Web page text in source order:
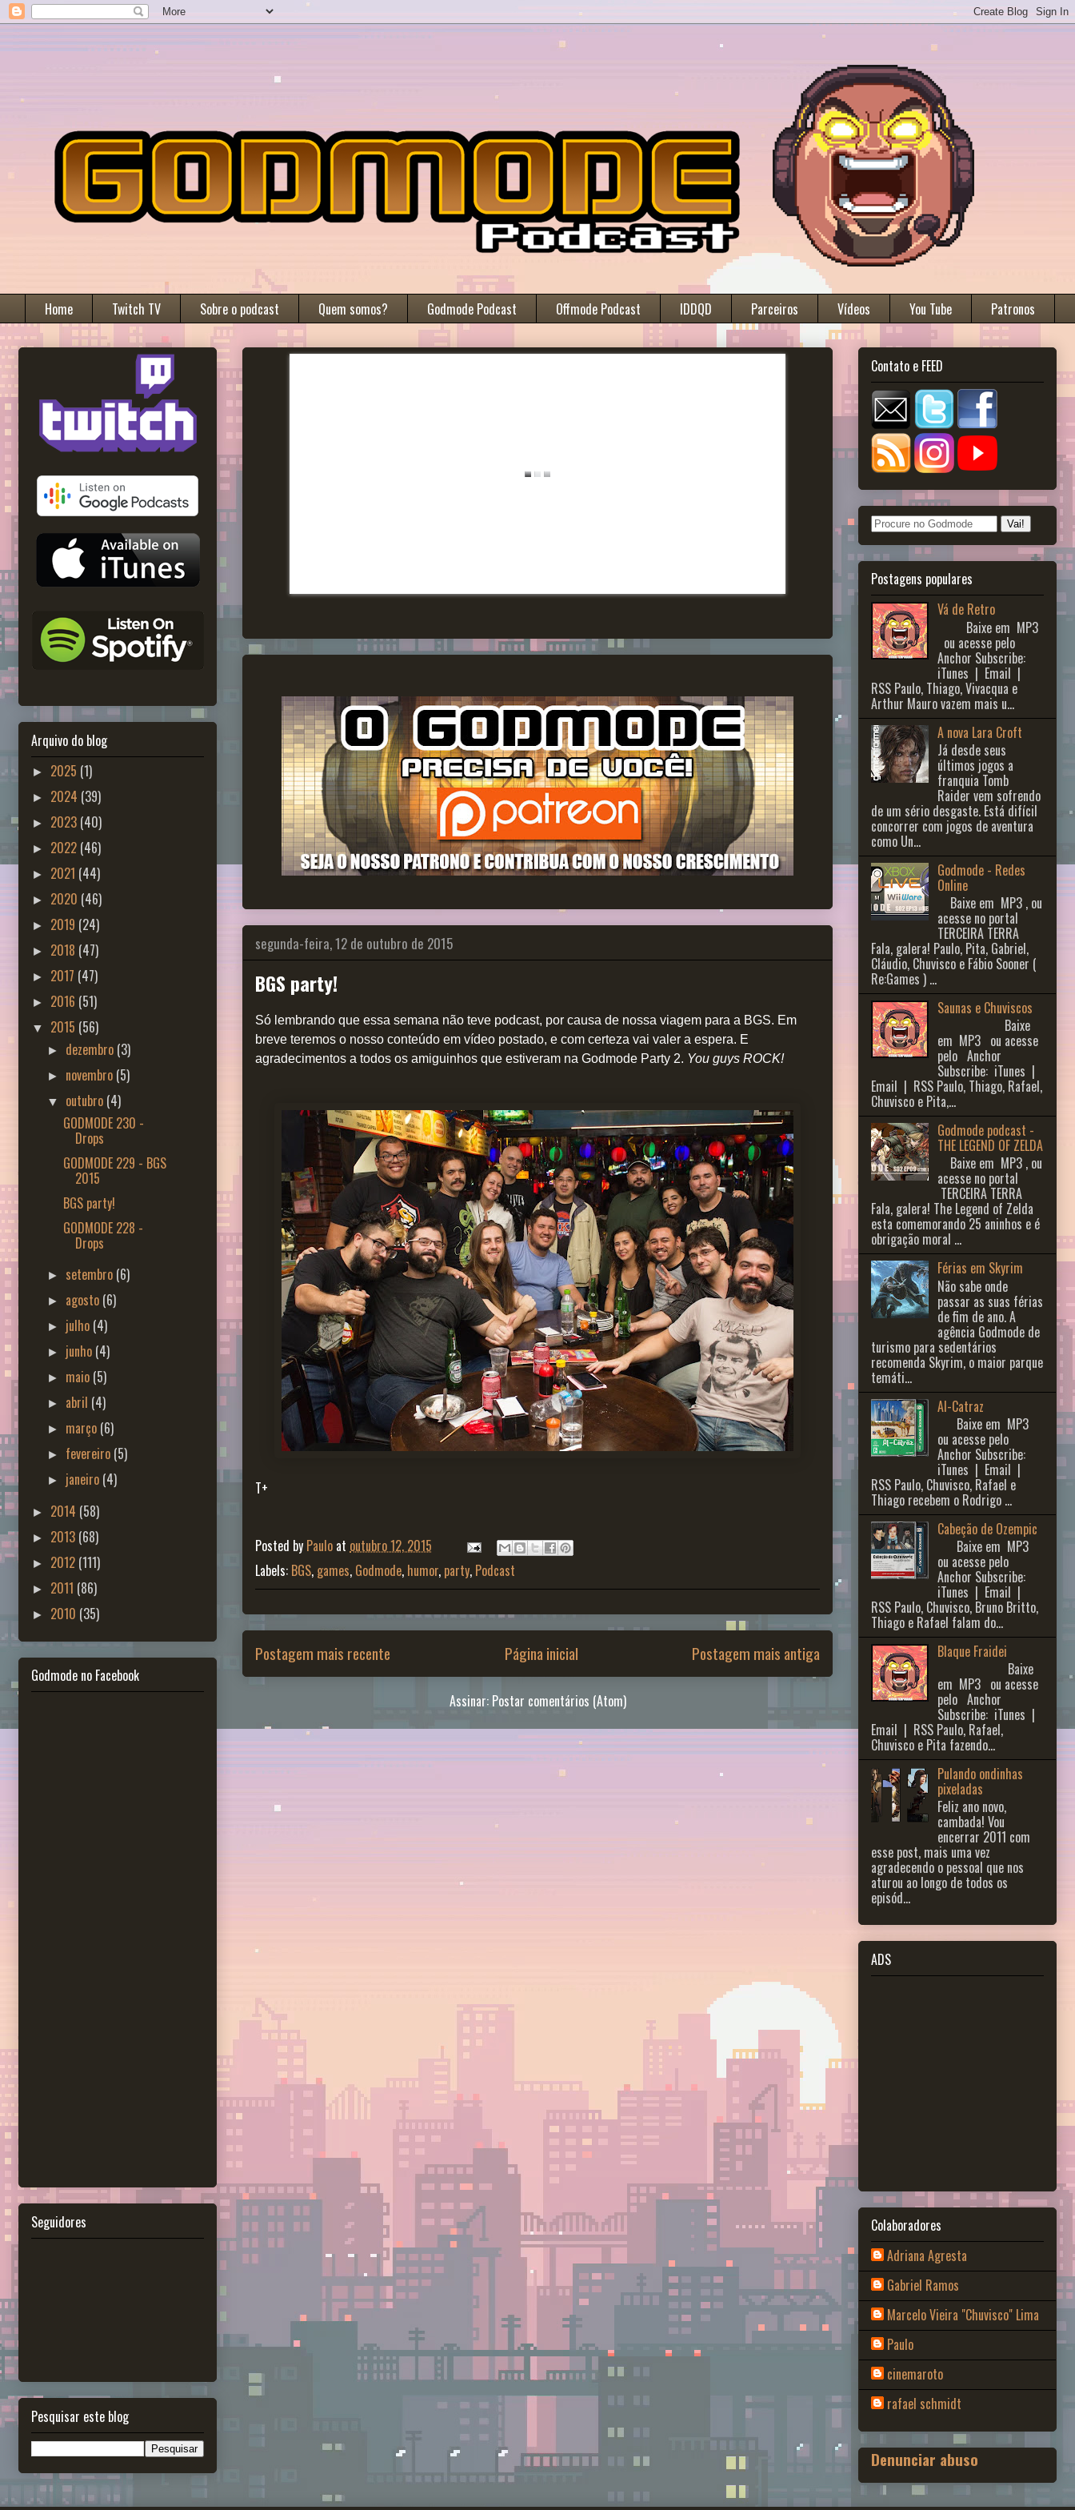
Home Twitch TV Sobre o podcast Quem somos? Godmode Podcast Offmode Podcast IDDQD Parceiros Vídeos You Tube Patronos
segunda-feira, 12 de outubro de 2015
BGS party!
Só lembrando que essa semana não teve podcast, por causa de nossa viagem para a BGS. Em
breve teremos o nosso conteúdo em vídeo postado, e com certeza vai valer a espera. E
agradecimentos a todos os amiguinhos que estiveram na Godmode Party 2. You guys ROCK!
T+
Posted by Paulo at outubro 12, 2015
Labels: BGS, games, Godmode, humor, party, Podcast
Postagem mais recente Postagem mais antiga
Página inicial
Assinar: Postar comentários (Atom)
Arquivo do blog
► 2025 (1)
► 2024 (39)
► 2023 (40)
► 2022 (46)
► 2021 (44)
► 2020 (46)
► 2019 (24)
► 2018 (47)
► 2017 (47)
► 2016 (51)
▼ 2015 (56)
► dezembro (3)
► novembro (5)
▼ outubro (4)
GODMODE 230 -
Drops
GODMODE 229 - BGS
2015
BGS party!
GODMODE 228 -
Drops
► setembro (6)
► agosto (6)
► julho (4)
► junho (4)
► maio (5)
► abril (4)
► março (6)
► fevereiro (5)
► janeiro (4)
► 2014 (58)
► 2013 (68)
► 2012 (111)
► 2011 (86)
► 2010 (35)
Godmode no Facebook
Seguidores
Pesquisar este blog
Contato e FEED
Postagens populares
Vá de Retro
Baixe em MP3
ou acesse pelo
Anchor Subscribe:
iTunes | Email |
RSS Paulo, Thiago, Vivacqua e
Arthur Mauro vazem mais u...
A nova Lara Croft
Já desde seus
últimos jogos a
franquia Tomb
Raider vem sofrendo
de um sério desgaste. Está difícil
concorrer com jogos de aventura
como Un...
Godmode - Redes
Online
Baixe em MP3 , ou
acesse no portal
TERCEIRA TERRA
Fala, galera! Paulo, Pita, Gabriel,
Cláudio, Chuvisco e Fábio Sooner (
Re:Games ) ...
Saunas e Chuviscos
Baixe
em MP3 ou acesse
pelo Anchor
Subscribe: iTunes |
Email | RSS Paulo, Thiago, Rafael,
Chuvisco e Pita,...
Godmode podcast -
THE LEGEND OF ZELDA
Baixe em MP3 , ou
acesse no portal
TERCEIRA TERRA
Fala, galera! The Legend of Zelda
esta comemorando 25 aninhos e é
obrigação moral ...
Férias em Skyrim
Não sabe onde
passar as suas férias
de fim de ano. A
agência Godmode de
turismo para sedentários
recomenda Skyrim, o maior parque
temáti...
Al-Catraz
Baixe em MP3
ou acesse pelo
Anchor Subscribe:
iTunes | Email |
RSS Paulo, Chuvisco, Rafael e
Thiago recebem o Rodrigo ...
Cabeção de Ozempic
Baixe em MP3
ou acesse pelo
Anchor Subscribe:
iTunes | Email |
RSS Paulo, Chuvisco, Bruno Britto,
Thiago e Rafael falam do...
Blaque Fraidei
Baixe
em MP3 ou acesse
pelo Anchor
Subscribe: iTunes |
Email | RSS Paulo, Rafael,
Chuvisco e Pita fazendo...
Pulando ondinhas
pixeladas
Feliz ano novo,
cambada! Vou
encerrar 2011 com
esse post, mais uma vez
agradecendo o pessoal que nos
aturou ao longo de todos os
episód...
ADS
Colaboradores
Adriana Agresta
Gabriel Ramos
Marcelo Vieira "Chuvisco" Lima
Paulo
cinemaroto
rafael schmidt
Denunciar abuso